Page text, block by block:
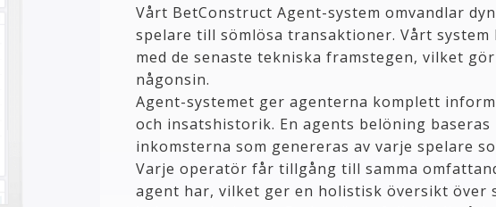
Vårt BetConstruct Agent-system omvandlar
spelare till sömlösa transaktioner. Vårt
med de senaste tekniska framstegen, vilket
någonsin.
Agent-systemet ger agenterna komplett
och insatshistorik. En agents belöning baseras
inkomsterna som genereras av varje spelare
Varje operatör får tillgång till samma
agent har, vilket ger en holistisk översikt över